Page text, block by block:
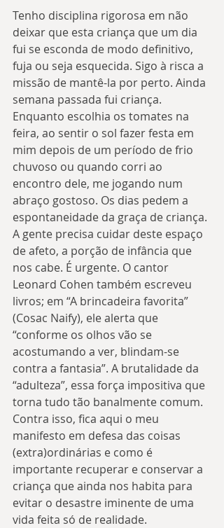
Tenho disciplina rigorosa em não
deixar que esta criança que um dia
fui se esconda de modo definitivo,
fuja ou seja esquecida. Sigo à risca a
missão de mantê-la por perto. Ainda
semana passada fui criança.
Enquanto escolhia os tomates na
feira, ao sentir o sol fazer festa em
mim depois de um período de frio
chuvoso ou quando corri ao
encontro dele, me jogando num
abraço gostoso. Os dias pedem a
espontaneidade da graça de criança.
A gente precisa cuidar deste espaço
de afeto, a porção de infância que
nos cabe. É urgente. O cantor
Leonard Cohen também escreveu
livros; em “A brincadeira favorita”
(Cosac Naify), ele alerta que
“conforme os olhos vão se
acostumando a ver, blindam-se
contra a fantasia”. A brutalidade da
“adulteza”, essa força impositiva que
torna tudo tão banalmente comum.
Contra isso, fica aqui o meu
manifesto em defesa das coisas
(extra)ordinárias e como é
importante recuperar e conservar a
criança que ainda nos habita para
evitar o desastre iminente de uma
vida feita só de realidade.